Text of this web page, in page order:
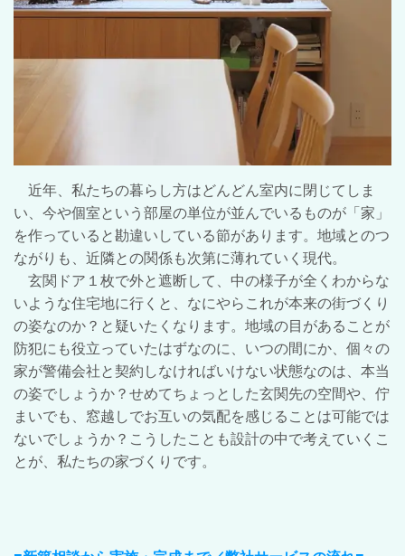
近年、私たちの暮らし方はどんどん室内に閉じてしま
い、今や個室という部屋の単位が並んでいるものが「家」
を作っていると勘違いしている節があります。地域とのつ
ながりも、近隣との関係も次第に薄れていく現代。
玄関ドア１枚で外と遮断して、中の様子が全くわからな
いような住宅地に行くと、なにやらこれが本来の街づくり
の姿なのか？と疑いたくなります。地域の目があることが
防犯にも役立っていたはずなのに、いつの間にか、個々の
家が警備会社と契約しなければいけない状態なのは、本当
の姿でしょうか？せめてちょっとした玄関先の空間や、佇
まいでも、窓越しでお互いの気配を感じることは可能では
ないでしょうか？こうしたことも設計の中で考えていくこ
とが、私たちの家づくりです。